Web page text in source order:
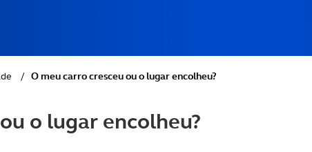
/ O meu carro cresceu ou o lugar encolheu?
o lugar encolheu?